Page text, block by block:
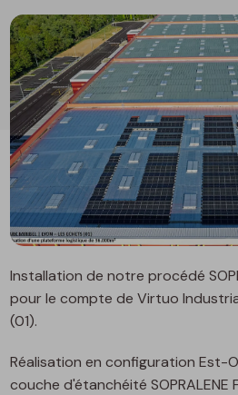
Installation de notre procédé
pour le compte de Virtuo
(01).
Réalisation en configuration Est-
couche d'étanchéité SOPRALENE